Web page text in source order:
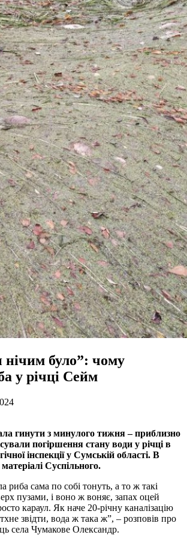
нічим було”: чому
у річці Сейм
гинути з минулого тижня – приблизно
погіршення стану води у річці в
інспекції у Сумській області. В
Суспільного.
риба сама по собі тонуть, а то ж такі
пузами, і воно ж воняє, запах оцей
караул. Як наче 20-річну каналізацію
звідти, вода ж така ж”, – розповів про
села Чумакове Олександр.